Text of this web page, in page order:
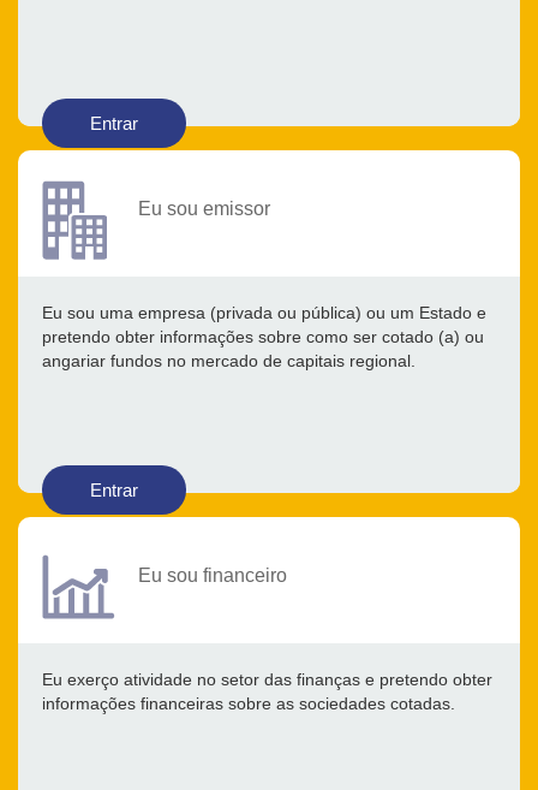
Entrar
Eu sou emissor
Eu sou uma empresa (privada ou pública) ou um Estado e
pretendo obter informações sobre como ser cotado (a) ou
angariar fundos no mercado de capitais regional.
Entrar
Eu sou financeiro
Eu exerço atividade no setor das finanças e pretendo obter
informações financeiras sobre as sociedades cotadas.